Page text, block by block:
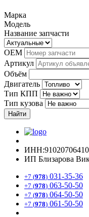
Марка
Модель
Название запчасти
OEM
Артикул
Объём
Двигатель
Тип КПП
Тип кузова
Найти
ИП Близарова
+7 (978) 031-35-36
+7 (978) 063-50-50
+7 (978) 064-50-50
+7 (978) 061-50-50